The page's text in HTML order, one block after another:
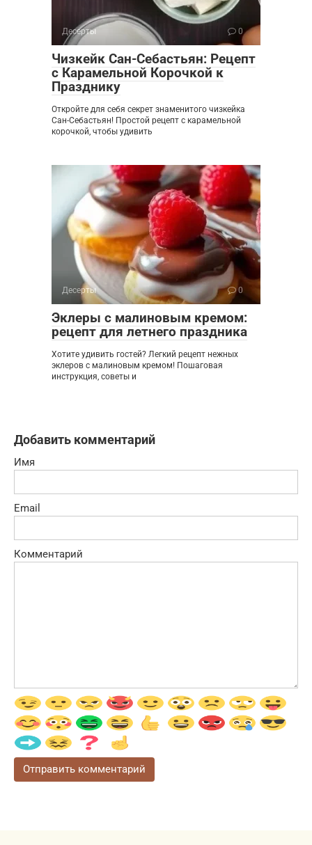
Десерты 0
Чизкейк Сан-Себастьян: Рецепт
с Карамельной Корочкой к
Празднику
Откройте для себя секрет знаменитого чизкейка
Сан-Себастьян! Простой рецепт с карамельной
корочкой, чтобы удивить
Десерты 0
Эклеры с малиновым кремом:
рецепт для летнего праздника
Хотите удивить гостей? Легкий рецепт нежных
эклеров с малиновым кремом! Пошаговая
инструкция, советы и
Добавить комментарий
Имя
Email
Комментарий